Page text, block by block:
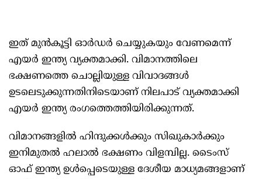
ഇത് മുൻകൂട്ടി ഓർഡർ ചെയ്യുകയും വേണമെന്ന്
എയർ ഇന്ത്യ വ്യക്തമാക്കി. വിമാനത്തിലെ
ഭക്ഷണത്തെ ചൊല്ലിയുള്ള വിവാദങ്ങൾ
ഉടലെടുക്കുന്നതിനിടെയാണ് നിലപാട് വ്യക്തമാക്കി
എയർ ഇന്ത്യ രംഗത്തെത്തിയിരിക്കുന്നത്.
വിമാനങ്ങളില്‍ ഹിന്ദുക്കള്‍ക്കും സിഖുകാര്‍ക്കും
ഇനിമുതല്‍ ഹലാല്‍ ഭക്ഷണം വിളമ്പില്ല. ടൈംസ്
ഓഫ് ഇന്ത്യ ഉള്‍പ്പെടെയുള്ള ദേശീയ മാധ്യമങ്ങളാണ്